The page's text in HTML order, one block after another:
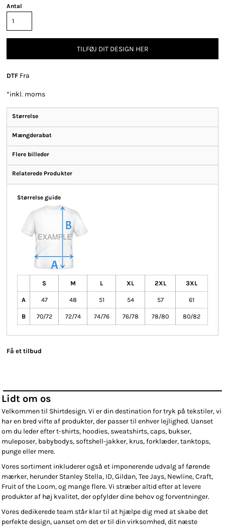
Antal
TILFØJ DIT DESIGN HER
DTF Fra
*inkl. moms
Størrelse
Mængderabat
Flere billeder
Relaterede Produkter
Størrelse guide
S M L XL 2XL 3XL
A 47 48 51 54 57 61
B 70/72 72/74 74/76 76/78 78/80 80/82
Få et tilbud
Lidt om os
Velkommen til Shirtdesign. Vi er din destination for tryk på tekstiler, vi
har en bred vifte af produkter, der passer til enhver lejlighed. Uanset
om du leder efter t-shirts, hoodies, sweatshirts, caps, bukser,
muleposer, babybodys, softshell-jakker, krus, forklæder, tanktops,
punge eller mere.
Vores sortiment inkluderer også et imponerende udvalg af førende
mærker, herunder Stanley Stella, ID, Gildan, Tee Jays, Newline, Craft,
Fruit of the Loom, og mange flere. Vi stræber altid efter at levere
produkter af høj kvalitet, der opfylder dine behov og forventninger.
Vores dedikerede team står klar til at hjælpe dig med at skabe det
perfekte design, uanset om det er til din virksomhed, dit næste